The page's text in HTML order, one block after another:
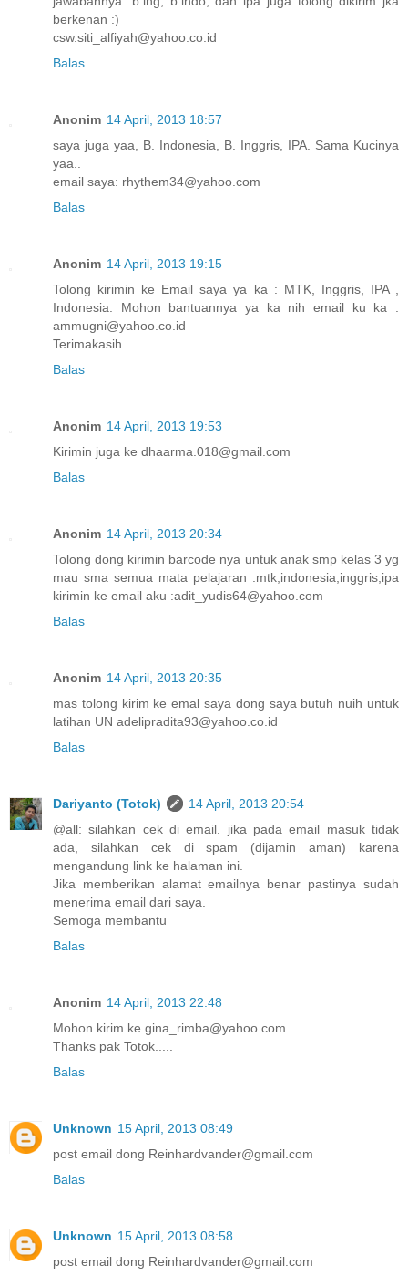
berkenan :)
csw.siti_alfiyah@yahoo.co.id
Balas
Anonim 14 April, 2013 18:57
saya juga yaa, B. Indonesia, B. Inggris, IPA. Sama Kucinya
yaa..
email saya: rhythem34@yahoo.com
Balas
Anonim 14 April, 2013 19:15
Tolong kirimin ke Email saya ya ka : MTK, Inggris, IPA ,
Indonesia. Mohon bantuannya ya ka nih email ku ka :
ammugni@yahoo.co.id
Terimakasih
Balas
Anonim 14 April, 2013 19:53
Kirimin juga ke dhaarma.018@gmail.com
Balas
Anonim 14 April, 2013 20:34
Tolong dong kirimin barcode nya untuk anak smp kelas 3 yg
mau sma semua mata pelajaran :mtk,indonesia,inggris,ipa
kirimin ke email aku :adit_yudis64@yahoo.com
Balas
Anonim 14 April, 2013 20:35
mas tolong kirim ke emal saya dong saya butuh nuih untuk
latihan UN adelipradita93@yahoo.co.id
Balas
Dariyanto (Totok)
14 April, 2013 20:54
@all: silahkan cek di email. jika pada email masuk tidak
ada, silahkan cek di spam (dijamin aman) karena
mengandung link ke halaman ini.
Jika memberikan alamat emailnya benar pastinya sudah
menerima email dari saya.
Semoga membantu
Balas
Anonim 14 April, 2013 22:48
Mohon kirim ke gina_rimba@yahoo.com.
Thanks pak Totok.....
Balas
Unknown 15 April, 2013 08:49
post email dong Reinhardvander@gmail.com
Balas
Unknown 15 April, 2013 08:58
post email dong Reinhardvander@gmail.com